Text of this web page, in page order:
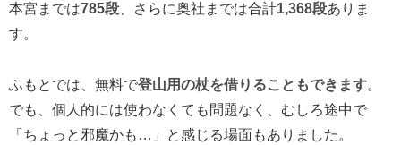
本宮までは785段 、さらに奥社までは合計1,368段ありま
す。
ふもとでは、無料で登山用の杖を借りることもできます。
でも、個人的には使わなくても問題なく、むしろ途中で
「ちょっと邪魔かも…」と感じる場面もありました。